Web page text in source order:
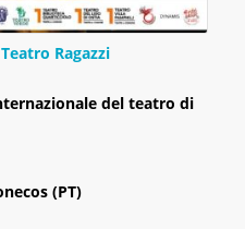
Teatro Ragazzi
del teatro di
(PT)